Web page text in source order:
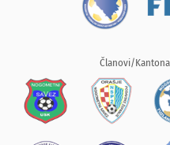
Članovi/